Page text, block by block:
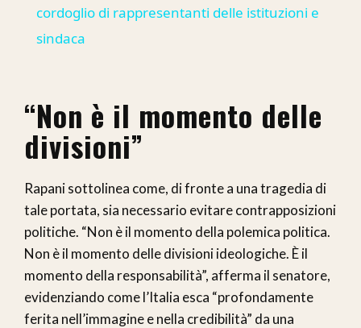
cordoglio di rappresentanti delle istituzioni e
sindaca
“Non è il momento delle
divisioni”
Rapani sottolinea come, di fronte a una tragedia di
tale portata, sia necessario evitare contrapposizioni
politiche. “Non è il momento della polemica politica.
Non è il momento delle divisioni ideologiche. È il
momento della responsabilità”, afferma il senatore,
evidenziando come l’Italia esca “profondamente
ferita nell’immagine e nella credibilità” da una